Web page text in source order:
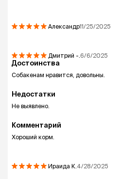
Александр11/25/2025
Дмитрий -. 6/6/2025
Достоинства
Собакенам нравится, довольны.
Недостатки
Не выявлено.
Комментарий
Хороший корм.
Ираида К. 4/28/2025